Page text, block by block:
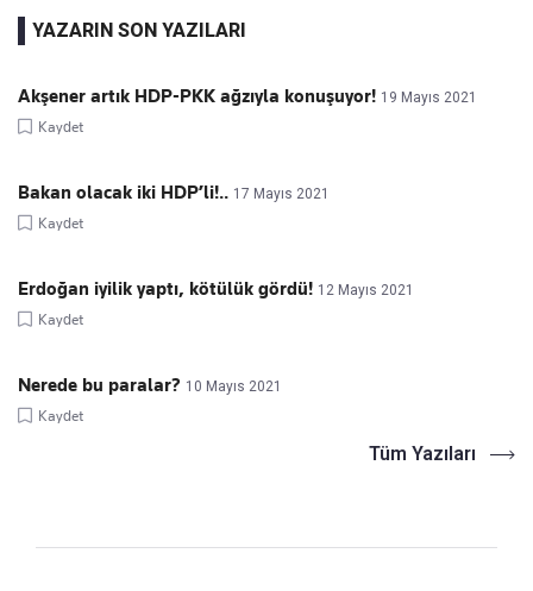
YAZARIN SON YAZILARI
Akşener artık HDP-PKK ağzıyla konuşuyor! 19 Mayıs 2021
Kaydet
Bakan olacak iki HDP’li!.. 17 Mayıs 2021
Kaydet
Erdoğan iyilik yaptı, kötülük gördü! 12 Mayıs 2021
Kaydet
Nerede bu paralar? 10 Mayıs 2021
Kaydet
Tüm Yazıları